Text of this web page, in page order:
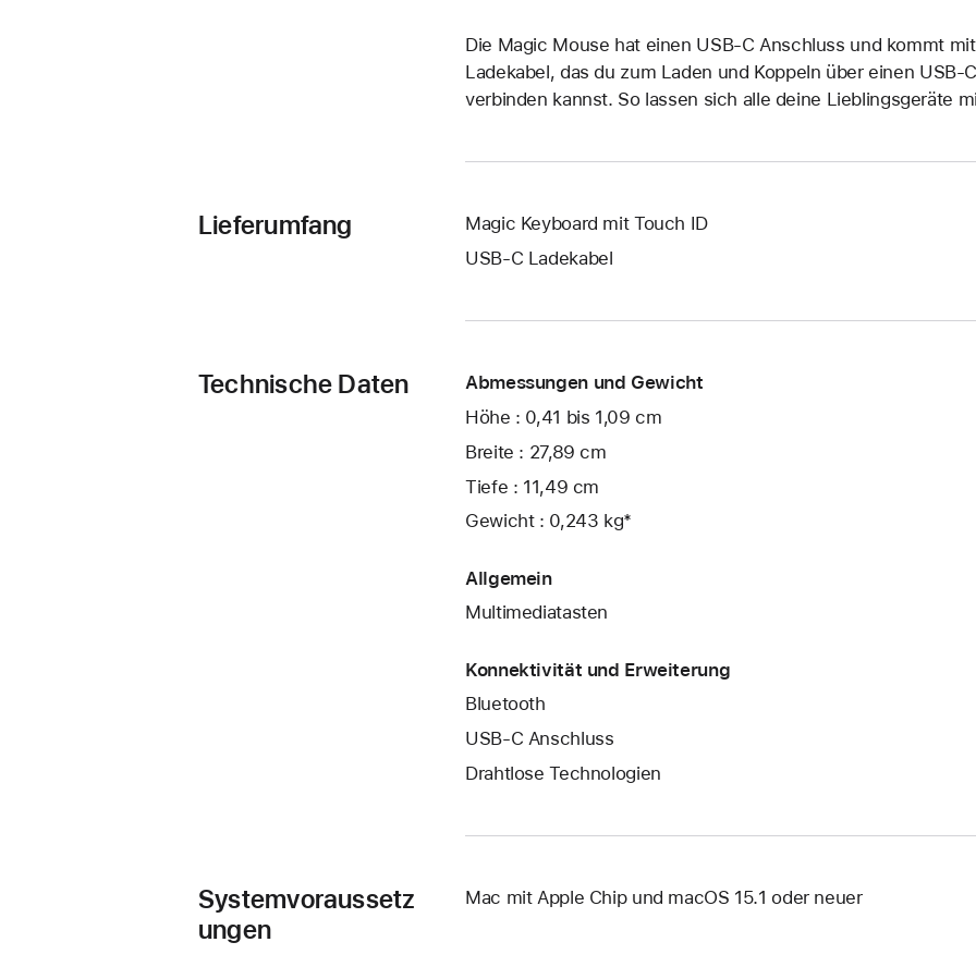
Die Magic Mouse hat einen USB‑C Anschluss und kommt
Ladekabel, das du zum Laden und Koppeln über einen
verbinden kannst. So lassen sich alle deine Lieblingsgeräte
Lieferumfang
Magic Keyboard mit Touch ID
USB‑C Ladekabel
Technische Daten
Abmessungen und Gewicht
Höhe : 0,41 bis 1,09 cm
Breite : 27,89 cm
Tiefe : 11,49 cm
Gewicht : 0,243 kg*
Allgemein
Multimediatasten
Konnektivität und Erweiterung
Bluetooth
USB‑C Anschluss
Drahtlose Technologien
Systemvoraussetz
ungen
Mac mit Apple Chip und macOS 15.1 oder neuer